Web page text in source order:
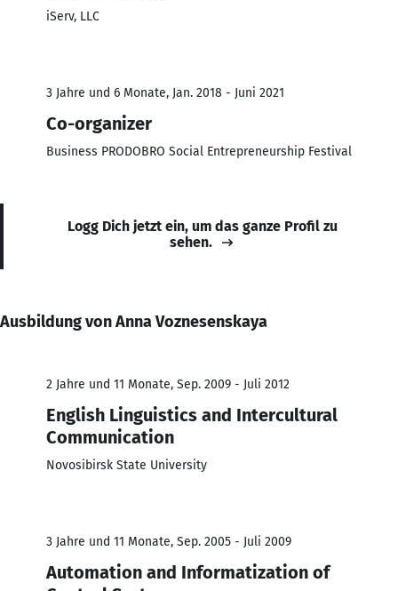
iServ, LLC
3 Jahre und 6 Monate, Jan. 2018 - Juni 2021
Co-organizer
Business PRODOBRO Social Entrepreneurship Festival
Logg Dich jetzt ein, um das ganze Profil zu
sehen.
Ausbildung von Anna Voznesenskaya
2 Jahre und 11 Monate, Sep. 2009 - Juli 2012
English Linguistics and Intercultural
Communication
Novosibirsk State University
3 Jahre und 11 Monate, Sep. 2005 - Juli 2009
Automation and Informatization of